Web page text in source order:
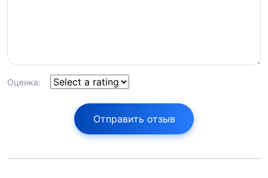
Оценка:
Отправить отзыв